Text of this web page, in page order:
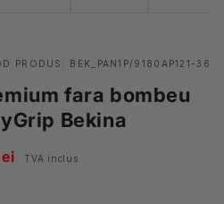
PRODUS: BEK_PAN1P/9180AP121-36
fara bombeu
Bekina
TVA inclus.